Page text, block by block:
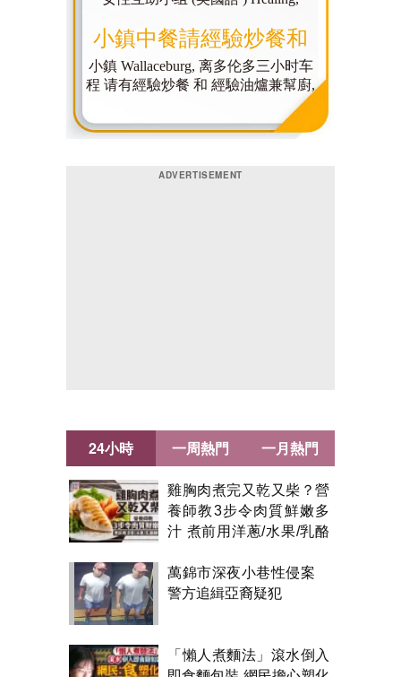
24小時
雞胸肉煮完又乾又柴？營
養師教3步令肉質鮮嫩多
汁 煮前用洋蔥/水果/乳酪
萬錦市深夜小巷性侵案
警方追緝亞裔疑犯
「懶人煮麵法」滾水倒入
一周熱門 一月熱門